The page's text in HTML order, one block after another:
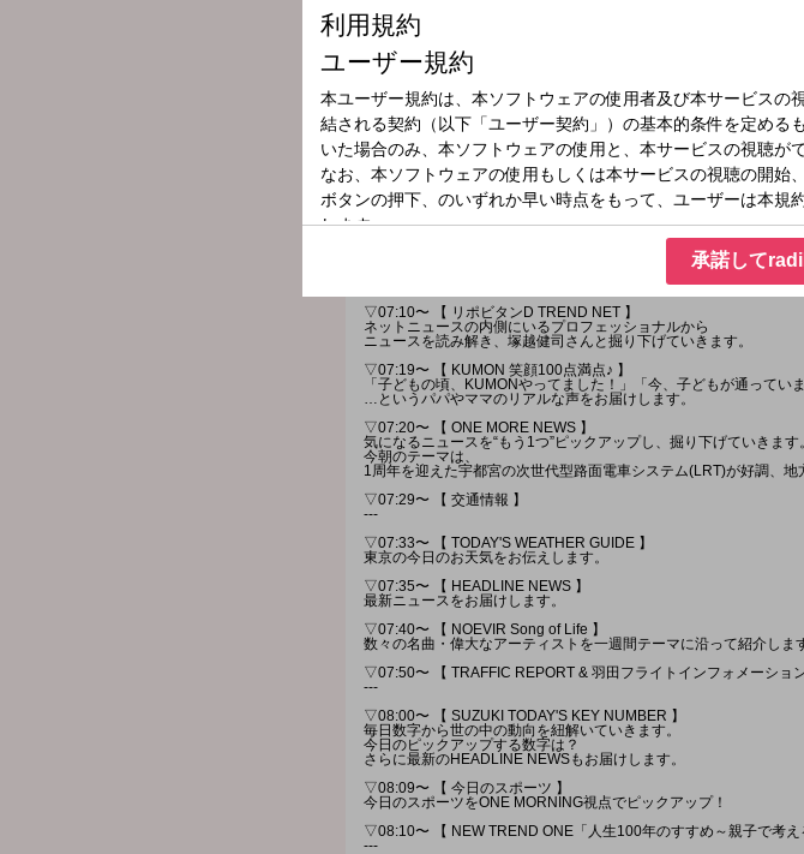
アナタの意見＝ワンコメをお聞かせください。
詳しくは番組公式Twitterをご覧ください。
さらに「AuDee Judge」は、AuDeeにある
番組ページの投票フォームからお願いします。
7時台、8時台でも随所で紹介していきます。
▽06:25〜 【 WEATHER 】
全国の最新のお天気をお伝えします。
▽06:30〜 【 HEADLINE NEWS & WEATHER 】
HEADLINE NEWSと天気予報をお届けします。
▽06:55〜 【 MY OLYMPIC 】
トップアスリートたちが出演！ 日本各地で開催される競技会など
マゴまで選手を紹介。
全国のお天気と最新のHEADLINE NEWSをお届け。
城西大学 助教の【 塚越健司 】さんが解説します。
▽07:10〜 【 リポビタンD TREND NET 】
ネットニュースの内側にいるプロフェッショナルから
ニュースを読み解き、塚越健司さんと掘り下げていきます。
▽07:19〜 【 KUMON 笑顔100点満点♪ 】
「子どもの頃、KUMONやってました！」「今、子どもが通っていま
…というパパやママのリアルな声をお届けします。
▽07:20〜 【 ONE MORE NEWS 】
気になるニュースを“もう1つ”ピックアップし、掘り下げていきます。
今朝のテーマは、
1周年を迎えた宇都宮の次世代型路面電車システム(LRT)が好調、地
▽07:29〜 【 交通情報 】
---
▽07:33〜 【 TODAY'S WEATHER GUIDE 】
東京の今日のお天気をお伝えします。
▽07:35〜 【 HEADLINE NEWS 】
最新ニュースをお届けします。
▽07:40〜 【 NOEVIR Song of Life 】
数々の名曲・偉大なアーティストを一週間テーマに沿って紹介しま
▽07:50〜 【 TRAFFIC REPORT & 羽田フライトインフォメーション
---
▽08:00〜 【 SUZUKI TODAY'S KEY NUMBER 】
毎日数字から世の中の動向を紐解いていきます。
今日のピックアップする数字は？
さらに最新のHEADLINE NEWSもお届けします。
▽08:09〜 【 今日のスポーツ 】
今日のスポーツをONE MORNING視点でピックアップ！
▽08:10〜 【 NEW TREND ONE「人生100年のすすめ～親子で考え
---
承諾して